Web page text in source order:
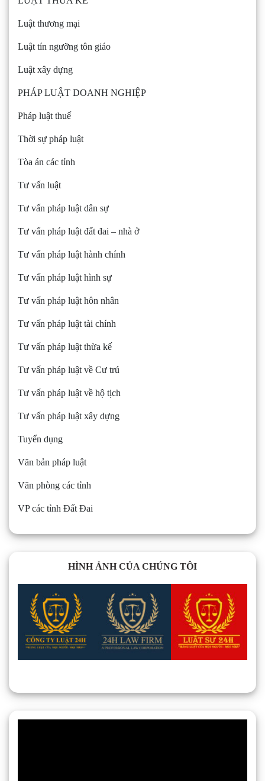
Luật thương mại
Luật tín ngưỡng tôn giáo
Luật xây dựng
PHÁP LUẬT DOANH NGHIỆP
Pháp luật thuế
Thời sự pháp luật
Tòa án các tỉnh
Tư vấn luật
Tư vấn pháp luật dân sự
Tư vấn pháp luật đất đai – nhà ở
Tư vấn pháp luật hành chính
Tư vấn pháp luật hình sự
Tư vấn pháp luật hôn nhân
Tư vấn pháp luật tài chính
Tư vấn pháp luật thừa kế
Tư vấn pháp luật về Cư trú
Tư vấn pháp luật về hộ tịch
Tư vấn pháp luật xây dựng
Tuyển dụng
Văn bản pháp luật
Văn phòng các tỉnh
VP các tỉnh Đất Đai
HÌNH ẢNH CỦA CHÚNG TÔI